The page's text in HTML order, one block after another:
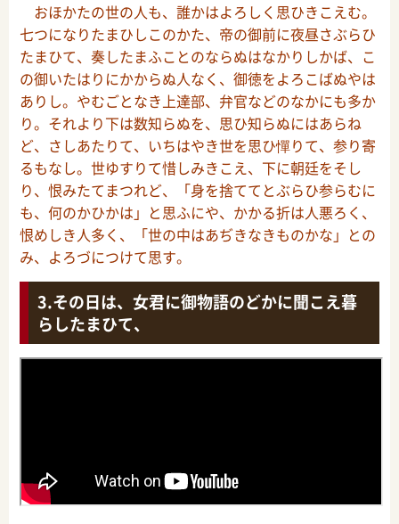
おほかたの世の人も、誰かはよろしく思ひきこえむ。
七つになりたまひしこのかた、帝の御前に夜昼さぶらひ
たまひて、奏したまふことのならぬはなかりしかば、こ
の御いたはりにかからぬ人なく、御徳をよろこばぬやは
ありし。やむごとなき上達部、弁官などのなかにも多か
り。それより下は数知らぬを、思ひ知らぬにはあらね
ど、さしあたりて、いちはやき世を思ひ憚りて、参り寄
るもなし。世ゆすりて惜しみきこえ、下に朝廷をそし
り、恨みたてまつれど、「身を捨ててとぶらひ参らむに
も、何のかひかは」と思ふにや、かかる折は人悪ろく、
恨めしき人多く、「世の中はあぢきなきものかな」との
み、よろづにつけて思す。
その日は、女君に御物語のどかに聞こえ暮
らしたまひて、